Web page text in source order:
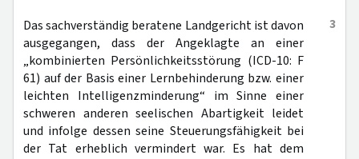
3
Das sachverständig beratene Landgericht ist davon
ausgegangen, dass der Angeklagte an einer
„kombinierten Persönlichkeitsstörung (ICD-10: F
61) auf der Basis einer Lernbehinderung bzw. einer
leichten Intelligenzminderung“ im Sinne einer
schweren anderen seelischen Abartigkeit leidet
und infolge dessen seine Steuerungsfähigkeit bei
der Tat erheblich vermindert war. Es hat dem